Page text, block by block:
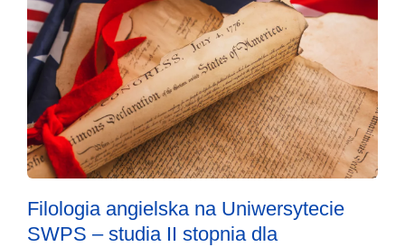
Filologia angielska na Uniwersytecie
SWPS – studia II stopnia dla